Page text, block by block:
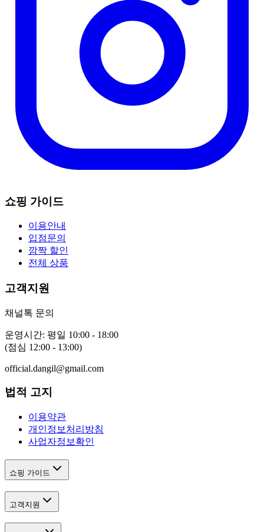
쇼핑 가이드
이용안내
입점문의
깜짝 할인
전체 상품
고객지원
채널톡 문의
운영시간: 평일 10:00 - 18:00
(점심 12:00 - 13:00)
official.dangil@gmail.com
법적 고지
이용약관
개인정보처리방침
사업자정보확인
쇼핑 가이드
고객지원